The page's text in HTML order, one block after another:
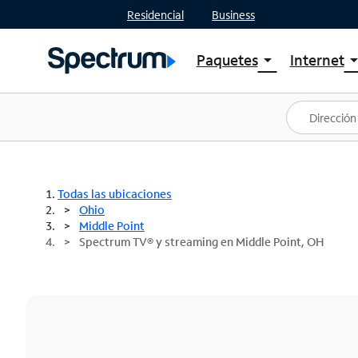
Residencial Business
Paquetesarrow_drop_down
Ver paquetes
Spectrum One
Mejores ofertas
Internetarrow_drop_down
Planes
Todas las ubicaciones
Ohio
Middle Point
Spectrum TV® y streaming en Middle Point, OH